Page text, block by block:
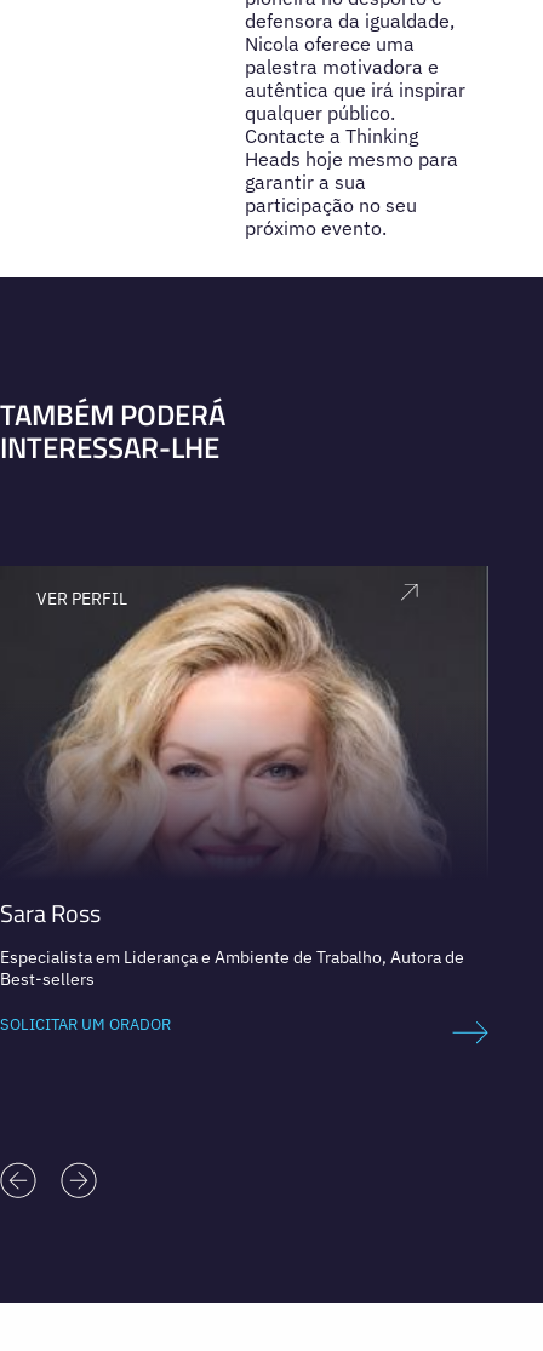
defensora da igualdade,
Nicola oferece uma
palestra motivadora e
autêntica que irá inspirar
qualquer público.
Contacte a Thinking
Heads hoje mesmo para
garantir a sua
participação no seu
próximo evento.
TAMBÉM PODERÁ
INTERESSAR-LHE
VER PERFIL
Sara Ross
Especialista em Liderança e Ambiente de Trabalho, Autora de
Best-sellers
SOLICITAR UM ORADOR